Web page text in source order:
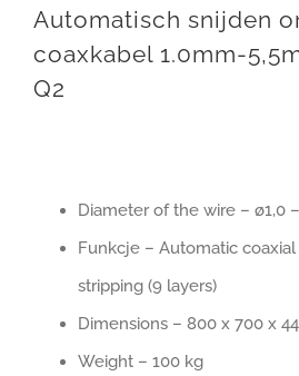
Automatisch snijden
coaxkabel 1.0mm-
Q2
Diameter of the wire – ø1,0
Funkcje – Automatic
stripping (9 layers)
Dimensions – 800 x 700 x
Weight – 100 kg